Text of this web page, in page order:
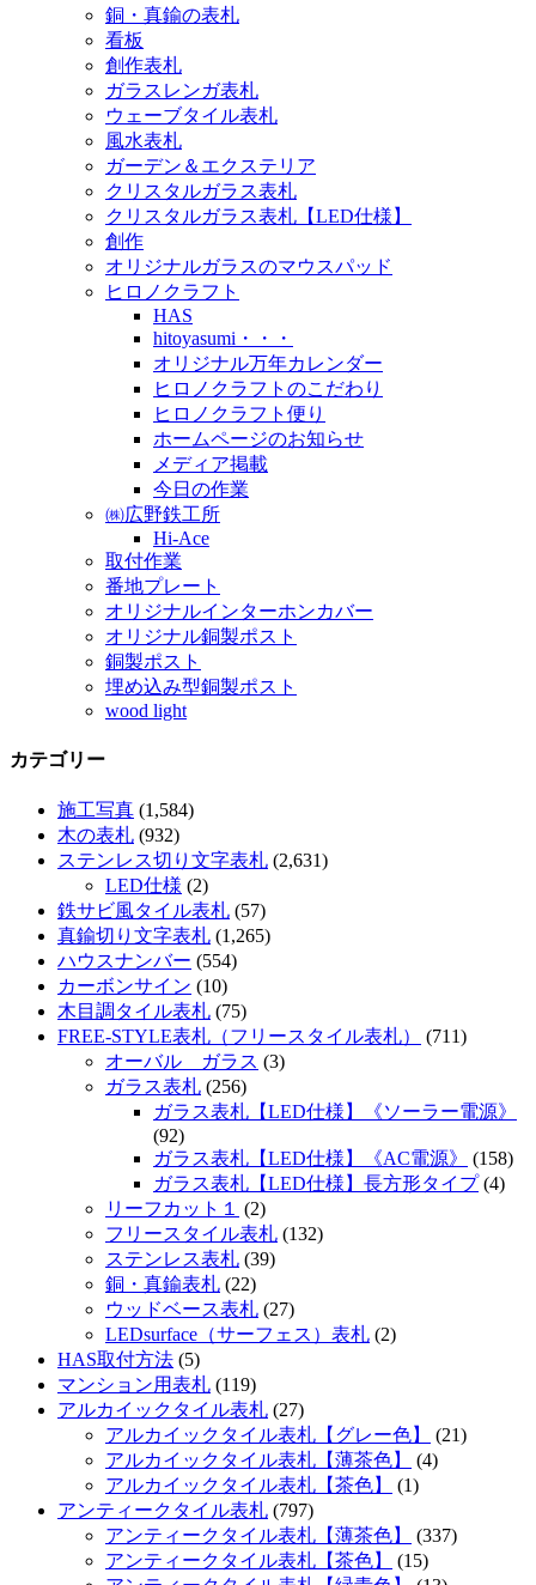
銅・真鍮の表札
看板
創作表札
ガラスレンガ表札
ウェーブタイル表札
風水表札
ガーデン＆エクステリア
クリスタルガラス表札
クリスタルガラス表札【LED仕様】
創作
オリジナルガラスのマウスパッド
ヒロノクラフト
HAS
hitoyasumi・・・
オリジナル万年カレンダー
ヒロノクラフトのこだわり
ヒロノクラフト便り
ホームページのお知らせ
メディア掲載
今日の作業
㈱広野鉄工所
Hi-Ace
取付作業
番地プレート
オリジナルインターホンカバー
オリジナル銅製ポスト
銅製ポスト
埋め込み型銅製ポスト
wood light
カテゴリー
施工写真 (1,584)
木の表札 (932)
ステンレス切り文字表札 (2,631)
LED仕様 (2)
鉄サビ風タイル表札 (57)
真鍮切り文字表札 (1,265)
ハウスナンバー (554)
カーボンサイン (10)
木目調タイル表札 (75)
FREE-STYLE表札（フリースタイル表札）
(711)
オーバル ガラス (3)
ガラス表札 (256)
ガラス表札【LED仕様】《ソーラー電源》
(92)
ガラス表札【LED仕様】《AC電源》
(158)
ガラス表札【LED仕様】長方形タイプ(4)
リーフカット１
(2)
フリースタイル表札 (132)
ステンレス表札 (39)
銅・真鍮表札 (22)
ウッドベース表札 (27)
LEDsurface（サーフェス）表札 (2)
HAS取付方法 (5)
マンション用表札 (119)
アルカイックタイル表札 (27)
アルカイックタイル表札【グレー色】
(21)
アルカイックタイル表札【薄茶色】
(4)
アルカイックタイル表札【茶色】
(1)
アンティークタイル表札 (797)
アンティークタイル表札【薄茶色】
(337)
アンティークタイル表札【茶色】
(15)